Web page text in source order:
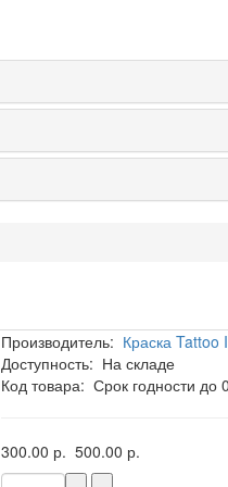
Производитель: Краска Tattoo
Доступность: На складе
Код товара: Срок годности до
300.00 р. 500.00 р.